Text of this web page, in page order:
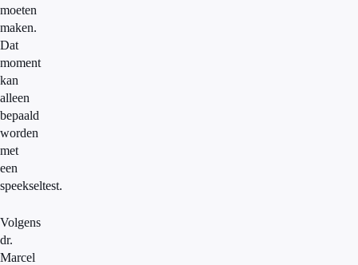
moeten
maken.
Dat
moment
kan
alleen
bepaald
worden
met
een
speekseltest.
Volgens
dr.
Marcel